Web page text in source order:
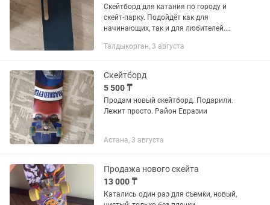
Скейтборд для катания по городу и
скейт-парку. Подойдёт как для
начинающих, так и для любителей.
Удобный и манёвренный Готов к
Талдыкорган, 3 августа
Скейтборд
5 500 ₸
Продам новый скейтборд. Подарили.
Лежит просто. Район Евразии
Астана, 3 августа
Продажа нового скейта
13 000 ₸
Катались один раз для съемки, новый,